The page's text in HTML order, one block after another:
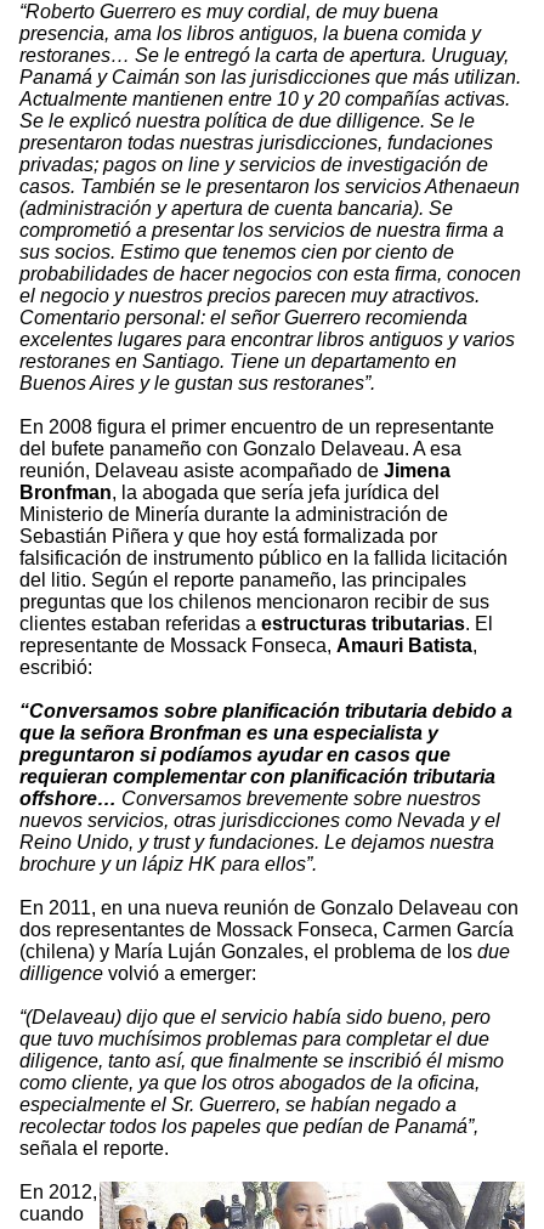
“Roberto Guerrero es muy cordial, de muy buena
presencia, ama los libros antiguos, la buena comida y
restoranes… Se le entregó la carta de apertura. Uruguay,
Panamá y Caimán son las jurisdicciones que más utilizan.
Actualmente mantienen entre 10 y 20 compañías activas.
Se le explicó nuestra política de due dilligence. Se le
presentaron todas nuestras jurisdicciones, fundaciones
privadas; pagos on line y servicios de investigación de
casos. También se le presentaron los servicios Athenaeun
(administración y apertura de cuenta bancaria). Se
comprometió a presentar los servicios de nuestra firma a
sus socios. Estimo que tenemos cien por ciento de
probabilidades de hacer negocios con esta firma, conocen
el negocio y nuestros precios parecen muy atractivos.
Comentario personal: el señor Guerrero recomienda
excelentes lugares para encontrar libros antiguos y varios
restoranes en Santiago. Tiene un departamento en
Buenos Aires y le gustan sus restoranes”.
En 2008 figura el primer encuentro de un representante
del bufete panameño con Gonzalo Delaveau. A esa
reunión, Delaveau asiste acompañado de Jimena
Bronfman, la abogada que sería jefa jurídica del
Ministerio de Minería durante la administración de
Sebastián Piñera y que hoy está formalizada por
falsificación de instrumento público en la fallida licitación
del litio. Según el reporte panameño, las principales
preguntas que los chilenos mencionaron recibir de sus
clientes estaban referidas a estructuras tributarias. El
representante de Mossack Fonseca, Amauri Batista,
escribió:
“Conversamos sobre planificación tributaria debido a
que la señora Bronfman es una especialista y
preguntaron si podíamos ayudar en casos que
requieran complementar con planificación tributaria
offshore… Conversamos brevemente sobre nuestros
nuevos servicios, otras jurisdicciones como Nevada y el
Reino Unido, y trust y fundaciones. Le dejamos nuestra
brochure y un lápiz HK para ellos”.
En 2011, en una nueva reunión de Gonzalo Delaveau con
dos representantes de Mossack Fonseca, Carmen García
(chilena) y María Luján Gonzales, el problema de los due
dilligence volvió a emerger:
“(Delaveau) dijo que el servicio había sido bueno, pero
que tuvo muchísimos problemas para completar el due
diligence, tanto así, que finalmente se inscribió él mismo
como cliente, ya que los otros abogados de la oficina,
especialmente el Sr. Guerrero, se habían negado a
recolectar todos los papeles que pedían de Panamá”,
señala el reporte.
En 2012,
cuando